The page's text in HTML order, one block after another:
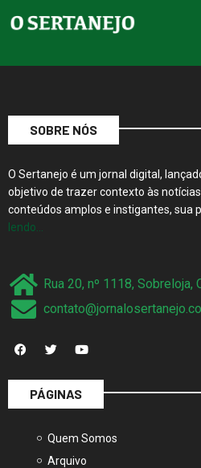
SOBRE NÓS
O Sertanejo é um jornal digital,
objetivo de trazer contexto às
conteúdos amplos e instigantes, sua
lendo…
Rua 20, nº 1118, Sobreloja,
PÁGINAS
Quem Somos
Arquivo